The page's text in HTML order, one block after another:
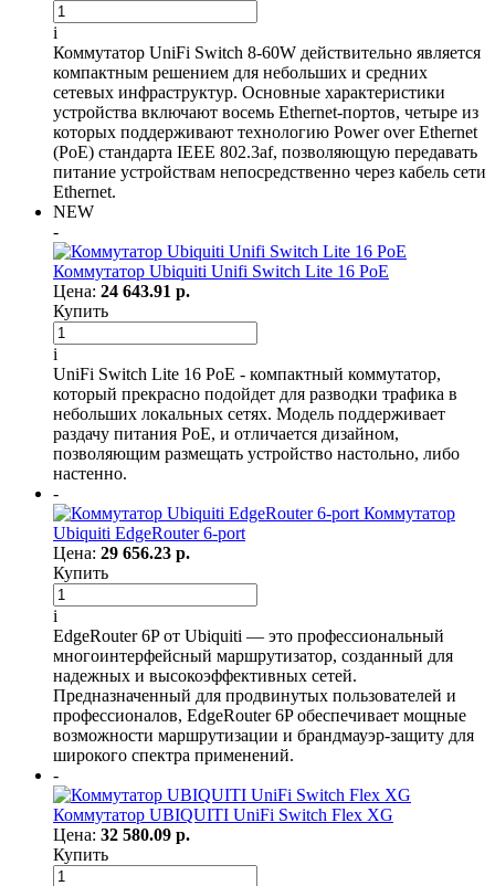
i
Коммутатор UniFi Switch 8-60W действительно является
компактным решением для небольших и средних
сетевых инфраструктур. Основные характеристики
устройства включают восемь Ethernet-портов, четыре из
которых поддерживают технологию Power over Ethernet
(PoE) стандарта IEEE 802.3af, позволяющую передавать
питание устройствам непосредственно через кабель сети
Ethernet.
NEW
-
Коммутатор Ubiquiti Unifi Switch Lite 16 PoE
Цена: 24 643.91 р.
Купить
i
UniFi Switch Lite 16 PoE - компактный коммутатор,
который прекрасно подойдет для разводки трафика в
небольших локальных сетях. Модель поддерживает
раздачу питания PoE, и отличается дизайном,
позволяющим размещать устройство настольно, либо
настенно.
-
Коммутатор
Ubiquiti EdgeRouter 6-port
Цена: 29 656.23 р.
Купить
i
EdgeRouter 6P от Ubiquiti — это профессиональный
многоинтерфейсный маршрутизатор, созданный для
надежных и высокоэффективных сетей.
Предназначенный для продвинутых пользователей и
профессионалов, EdgeRouter 6P обеспечивает мощные
возможности маршрутизации и брандмауэр-защиту для
широкого спектра применений.
-
Коммутатор UBIQUITI UniFi Switch Flex XG
Цена: 32 580.09 р.
Купить